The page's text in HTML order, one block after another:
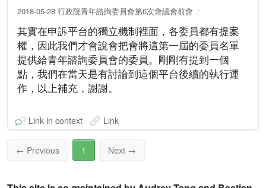
2018-05-28 行政院青年諮詢委員會第6次會議會前會
其實在申訴平台的獨立機制裡面，各委員都有提案
權，因此我們才會說會把會將這第一屆的委員名單
提供給青年諮詢委員會的委員。剛剛有提到一個
點，我們在當天是有討論到這個平台後續的執行運
作，以上補充，謝謝。
Link in context Link
← Previous 1 Next →